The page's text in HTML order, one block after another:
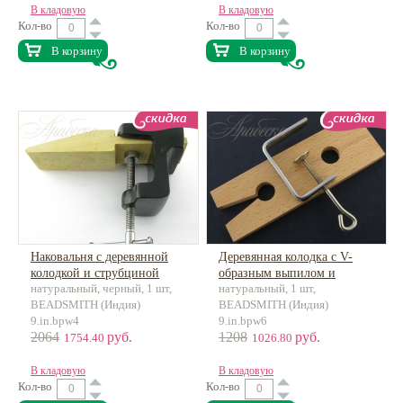
В кладовую
Кол-во
В корзину
В кладовую
Кол-во
В корзину
Наковальня с деревянной
колодкой и струбциной
натуральный, черный, 1 шт,
BEADSMITH (Индия)
9.in.bpw4
2064 1754.40 руб.
В кладовую
Кол-во
Деревянная колодка с V-
образным выпилом и
струбциной
натуральный, 1 шт,
BEADSMITH (Индия)
9.in.bpw6
1208 1026.80 руб.
В кладовую
Кол-во